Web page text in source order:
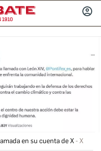
1910
en su cuenta de X X